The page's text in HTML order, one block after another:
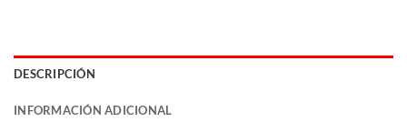
DESCRIPCIÓN
INFORMACIÓN ADICIONAL